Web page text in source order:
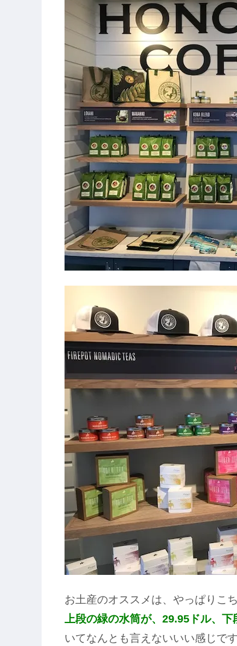
お土産のオススメは、やっぱりこ
上段の緑の水筒が、29.95ドル、下
いてなんとも言えないいい感じです